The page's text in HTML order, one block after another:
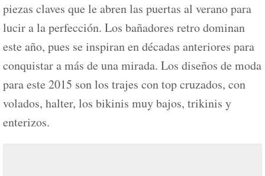
piezas claves que le abren las puertas al verano para
lucir a la perfección. Los bañadores retro dominan
este año, pues se inspiran en décadas anteriores para
conquistar a más de una mirada. Los diseños de moda
para este 2015 son los trajes con top cruzados, con
volados, halter, los bikinis muy bajos, trikinis y
enterizos.